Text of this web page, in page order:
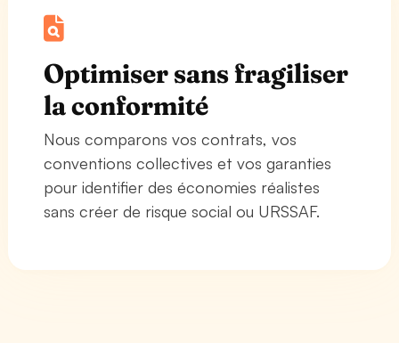
Optimiser sans fragiliser
la conformité
Nous comparons vos contrats, vos
conventions collectives et vos garanties
pour identifier des économies réalistes
sans créer de risque social ou URSSAF.